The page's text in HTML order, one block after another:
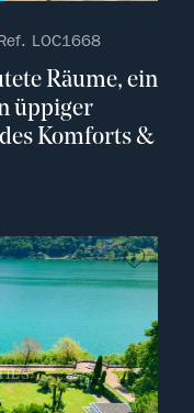
LOC1668
Räume, ein
üppiger
Komforts &
kein